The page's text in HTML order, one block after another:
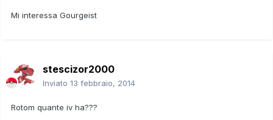
Mi interessa Gourgeist
stescizor2000
Inviato 13 febbraio, 2014
Rotom quante iv ha???